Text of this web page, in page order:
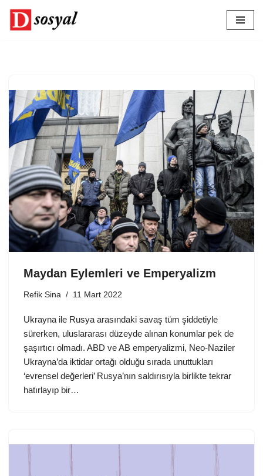
İçeriğe
Maydan Eylemleri ve Emperyalizm
Refik Sina 11 Mart 2022
Ukrayna ile Rusya arasındaki savaş tüm şiddetiyle
sürerken, uluslararası düzeyde alınan konumlar pek de
şaşırtıcı olmadı. ABD ve AB emperyalizmi, Neo-Naziler
Ukrayna’da iktidar ortağı olduğu sırada unuttukları
‘evrensel değerleri’ Rusya’nın saldırısıyla birlikte tekrar
hatırlayıp bir…